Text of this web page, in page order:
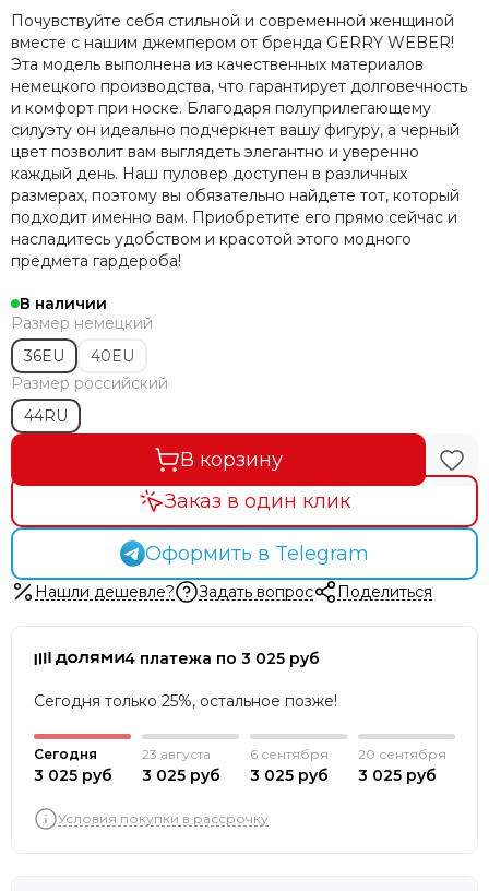
Почувствуйте себя стильной и современной женщиной
вместе с нашим джемпером от бренда GERRY WEBER!
Эта модель выполнена из качественных материалов
немецкого производства, что гарантирует долговечность
и комфорт при носке. Благодаря полуприлегающему
силуэту он идеально подчеркнет вашу фигуру, а черный
цвет позволит вам выглядеть элегантно и уверенно
каждый день. Наш пуловер доступен в различных
размерах, поэтому вы обязательно найдете тот, который
подходит именно вам. Приобретите его прямо сейчас и
насладитесь удобством и красотой этого модного
предмета гардероба!
В наличии
Размер немецкий
36EU
40EU
Размер российский
44RU
В корзину
Заказ в один клик
Оформить в Telegram
Нашли дешевле? Задать вопрос Поделиться
4 платежа по 3 025 руб
Сегодня только 25%, остальное позже!
Сегодня
3 025 руб
23 августа
3 025 руб
6 сентября
3 025 руб
20 сентября
3 025 руб
Условия покупки в рассрочку